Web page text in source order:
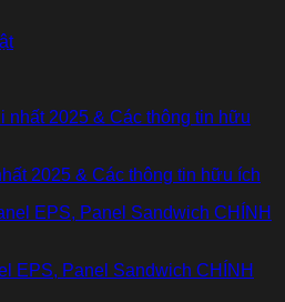
2025 & Các thông tin hữu ích
EPS, Panel Sandwich CHÍNH